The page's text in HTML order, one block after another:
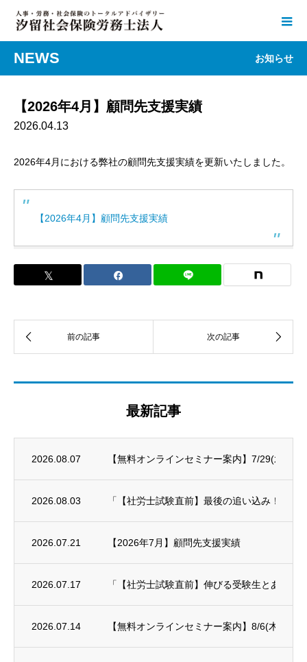
NEWS お知らせ
【2026年4月】顧問先支援実績
2026.04.13
2026年4月における弊社の顧問先支援実績を更新いたしました。
【2026年4月】顧問先支援実績
最新記事
2026.08.07 【無料オンラインセミナー案内】7/29(水)～
2026.08.03 「【社労士試験直前】最後の追い込み！科
2026.07.21 【2026年7月】顧問先支援実績
2026.07.17 「【社労士試験直前】伸びる受験生とあと
2026.07.14 【無料オンラインセミナー案内】8/6(木)年